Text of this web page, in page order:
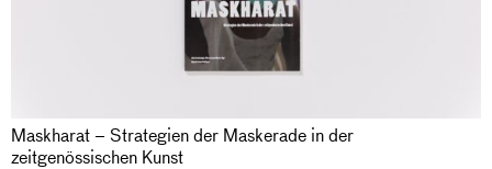
Maskharat – Strategien der Maskerade in der
zeitgenössischen Kunst